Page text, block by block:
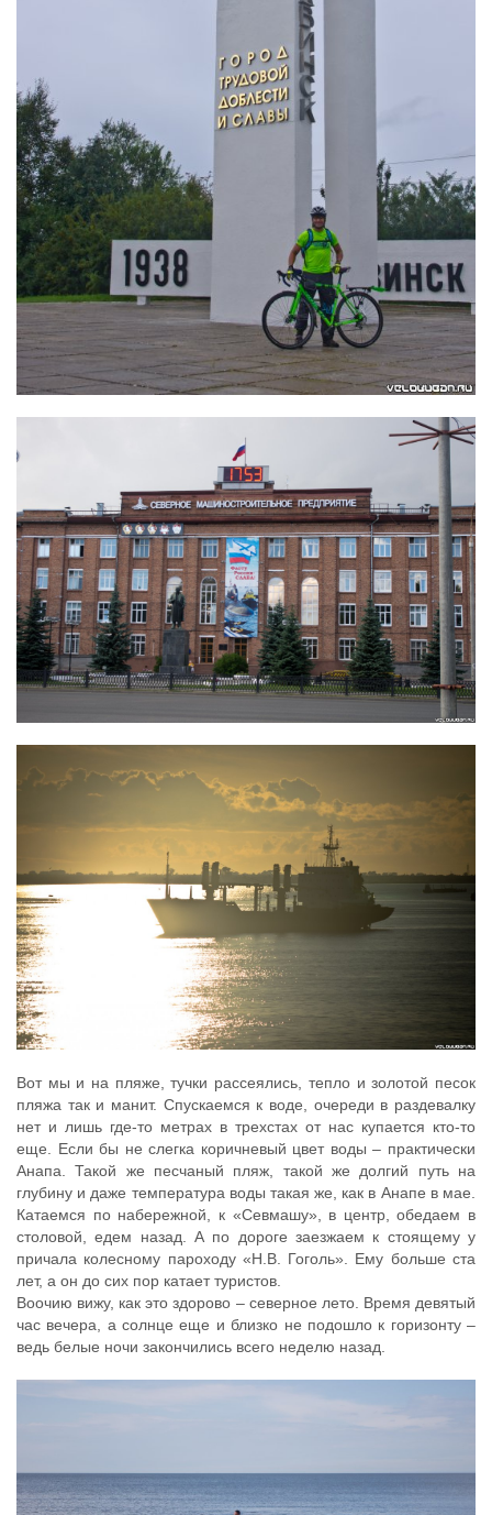
Вот мы и на пляже, тучки рассеялись, тепло и золотой песок
пляжа так и манит. Спускаемся к воде, очереди в раздевалку
нет и лишь где-то метрах в трехстах от нас купается кто-то
еще. Если бы не слегка коричневый цвет воды – практически
Анапа. Такой же песчаный пляж, такой же долгий путь на
глубину и даже температура воды такая же, как в Анапе в мае.
Катаемся по набережной, к «Севмашу», в центр, обедаем в
столовой, едем назад. А по дороге заезжаем к стоящему у
причала колесному пароходу «Н.В. Гоголь». Ему больше ста
лет, а он до сих пор катает туристов.
Воочию вижу, как это здорово – северное лето. Время девятый
час вечера, а солнце еще и близко не подошло к горизонту –
ведь белые ночи закончились всего неделю назад.